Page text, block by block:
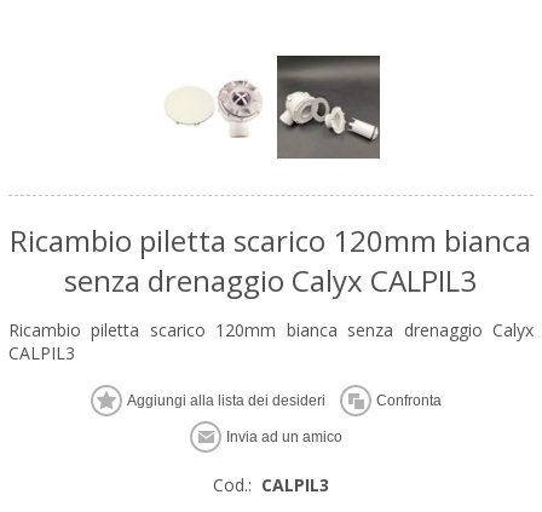
Ricambio piletta scarico 120mm bianca
senza drenaggio Calyx CALPIL3
Ricambio piletta scarico 120mm bianca senza drenaggio Calyx
CALPIL3
Cod.: CALPIL3